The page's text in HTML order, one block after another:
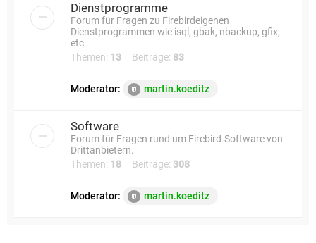
Dienstprogramme
Forum für Fragen zu Firebirdeigenen
Dienstprogrammen wie isql, gbak, nbackup, gfix,
etc.
Themen: 13 Beiträge: 83
Moderator: martin.koeditz
Software
Forum für Fragen rund um Firebird-Software von
Drittanbietern.
Themen: 18 Beiträge: 308
Moderator: martin.koeditz